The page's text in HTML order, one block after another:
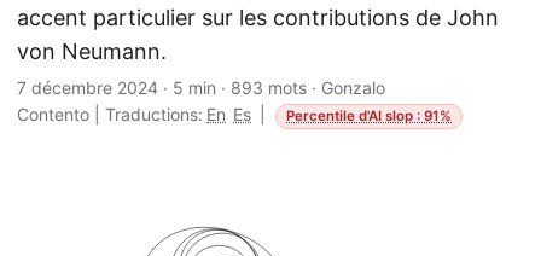
accent particulier sur les contributions de John
von Neumann.
7 décembre 2024 · 5 min · 893 mots · Gonzalo
Contento
Traductions: En Es Percentile d'AI slop : 91%